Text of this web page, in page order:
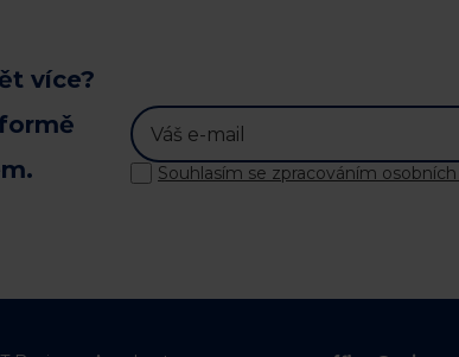
více?
Souhlasím se zpracováním